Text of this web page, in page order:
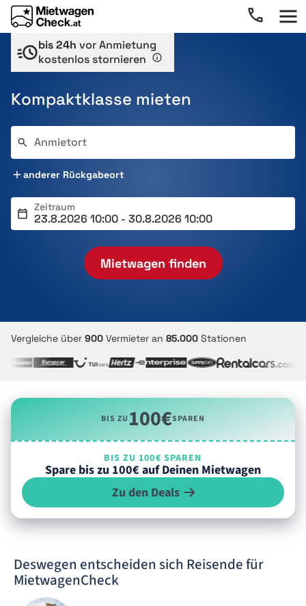
bis 24h vor Anmietung
kostenlos stornieren
Kompaktklasse mieten
Anmietort
anderer Rückgabeort
Zeitraum
Mietwagen finden
Vergleiche über 900 Vermieter an 85.000 Stationen
BIS ZU100€SPAREN
BIS ZU 100€ SPAREN
Spare bis zu 100€ auf Deinen Mietwagen
Zu den Deals
Deswegen entscheiden sich Reisende für
MietwagenCheck